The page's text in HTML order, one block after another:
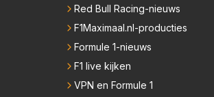
Red Bull Racing-nieuws
F1Maximaal.nl-producties
Formule 1-nieuws
F1 live kijken
VPN en Formule 1